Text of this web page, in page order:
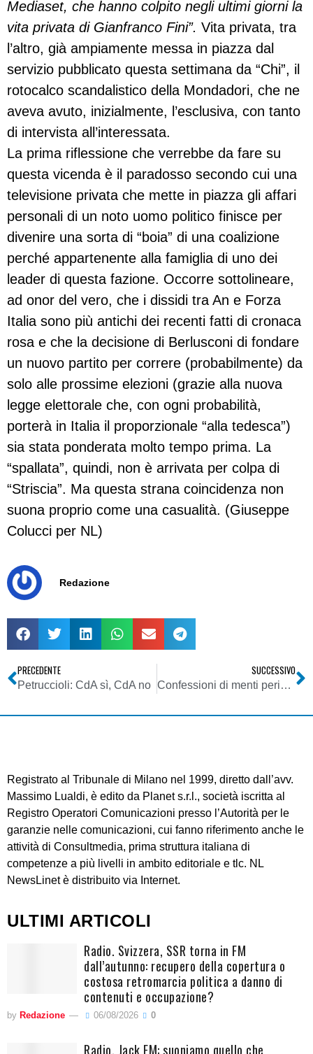
Mediaset, che hanno colpito negli ultimi giorni la
vita privata di Gianfranco Fini”. Vita privata, tra
l’altro, già ampiamente messa in piazza dal
servizio pubblicato questa settimana da “Chi”, il
rotocalco scandalistico della Mondadori, che ne
aveva avuto, inizialmente, l’esclusiva, con tanto
di intervista all’interessata.
La prima riflessione che verrebbe da fare su
questa vicenda è il paradosso secondo cui una
televisione privata che mette in piazza gli affari
personali di un noto uomo politico finisce per
divenire una sorta di “boia” di una coalizione
perché appartenente alla famiglia di uno dei
leader di questa fazione. Occorre sottolineare,
ad onor del vero, che i dissidi tra An e Forza
Italia sono più antichi dei recenti fatti di cronaca
rosa e che la decisione di Berlusconi di fondare
un nuovo partito per correre (probabilmente) da
solo alle prossime elezioni (grazie alla nuova
legge elettorale che, con ogni probabilità,
porterà in Italia il proporzionale “alla tedesca”)
sia stata ponderata molto tempo prima. La
“spallata”, quindi, non è arrivata per colpa di
“Striscia”. Ma questa strana coincidenza non
suona proprio come una casualità. (Giuseppe
Colucci per NL)
Redazione
PRECEDENTE
Petruccioli: CdA sì, CdA no
SUCCESSIVO
Confessioni di menti pericolose
Registrato al Tribunale di Milano nel 1999, diretto dall’avv.
Massimo Lualdi, è edito da Planet s.r.l., società iscritta al
Registro Operatori Comunicazioni presso l’Autorità per le
garanzie nelle comunicazioni, cui fanno riferimento anche le
attività di Consultmedia, prima struttura italiana di
competenze a più livelli in ambito editoriale e tlc. NL
NewsLinet è distribuito via Internet.
ULTIMI ARTICOLI
Radio. Svizzera, SSR torna in FM
dall’autunno: recupero della copertura o
costosa retromarcia politica a danno di
contenuti e occupazione?
by Redazione 06/08/2026 0
Radio. Jack FM: suoniamo quello che